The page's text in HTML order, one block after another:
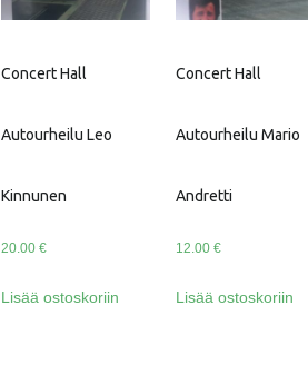
Concert Hall
Autourheilu Leo
Kinnunen
20.00€
Lisää ostoskoriin
Concert Hall
Autourheilu Mario
Andretti
12.00 €
Lisää ostoskoriin